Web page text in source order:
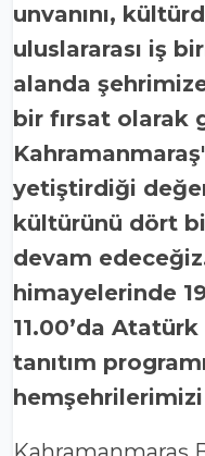
unvanını,
uluslararası iş
alanda
bir fırsat olarak
yetiştirdiği
kültürünü dört
devam
himayelerinde
11.00’da
tanıtım